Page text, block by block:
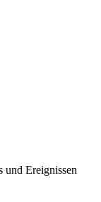
und Ereignissen